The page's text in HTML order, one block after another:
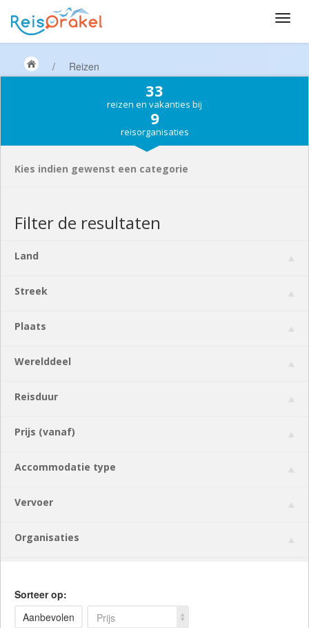
/ Reizen
33
reizen en vakanties bij
9
reisorganisaties
Kies indien gewenst een categorie
Filter de resultaten
Land
Streek
Plaats
Werelddeel
Reisduur
Prijs (vanaf)
Accommodatie type
Vervoer
Organisaties
Sorteer op:
Aanbevolen
Prijs